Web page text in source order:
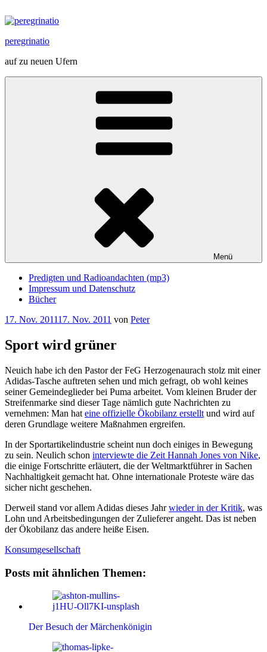
Inhalt
peregrinatio
auf zu neuen Ufern
Menü
Predigten und Radioandachten (mp3)
Impressum und Datenschutz
Bücher
Veröffentlicht
17. Nov. 201117. Nov. 2011 von Peter
Sport wird grüner
Neuich habe ich den Pastor der FeG Herzogenaurach stolz mit einer
Adidas-Tasche auftreten sehen und mich gefragt, ob wohl keines
seiner Gemeindeglieder bei Puma arbeitet. Vom kleinen Bruder der
Streifenmarke sind dieser Tage nämlich gute Nachrichten zu
vernehmen: Man hat eine offizielle Ökobilanz erstellt und wird auf
deren Grundlage weitere Maßnahmen ergreifen.
In der Sportartikelindustrie scheint nun doch einiges in Bewegung
zu sein. Neulich schon interviewte die Zeit Hannah Jones von Nike,
die einige Fortschritte erläutert, die der Weltmarktführer in Sachen
Nachhaltigkeit gemacht hat. Ohne internationale Proteste wäre das
sicher nicht geschehen.
Derweil stand vor allem Adidas dieses Jahrwieder in der Kritik, was
Lohn und Arbeitsbedingungen der Zulieferer angeht. Das ist neben
der Ökobilanz das andere heiße Eisen.
Konsumgesellschaft
Posts mit ähnlichen Themen:
Der Besuch der Märchenkönigin